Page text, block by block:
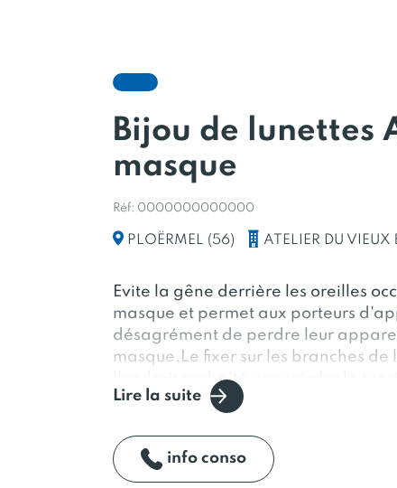
Bijou de lunettes
masque
Réf: 0000000000000
PLOËRMEL (56) ATELIER DU VIEUX
Evite la gêne derrière les oreilles
masque et permet aux porteurs
désagrément de perdre leur
masque.Le fixer sur les branches de
l'endroit souhaité pour régler la
enlevé, l'attache-masque devient
Créé et monté à la main dans nos
Bretagne.Caoutchouc incassable.
Lire la suite
info conso